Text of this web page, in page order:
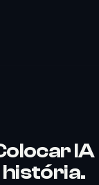
IA